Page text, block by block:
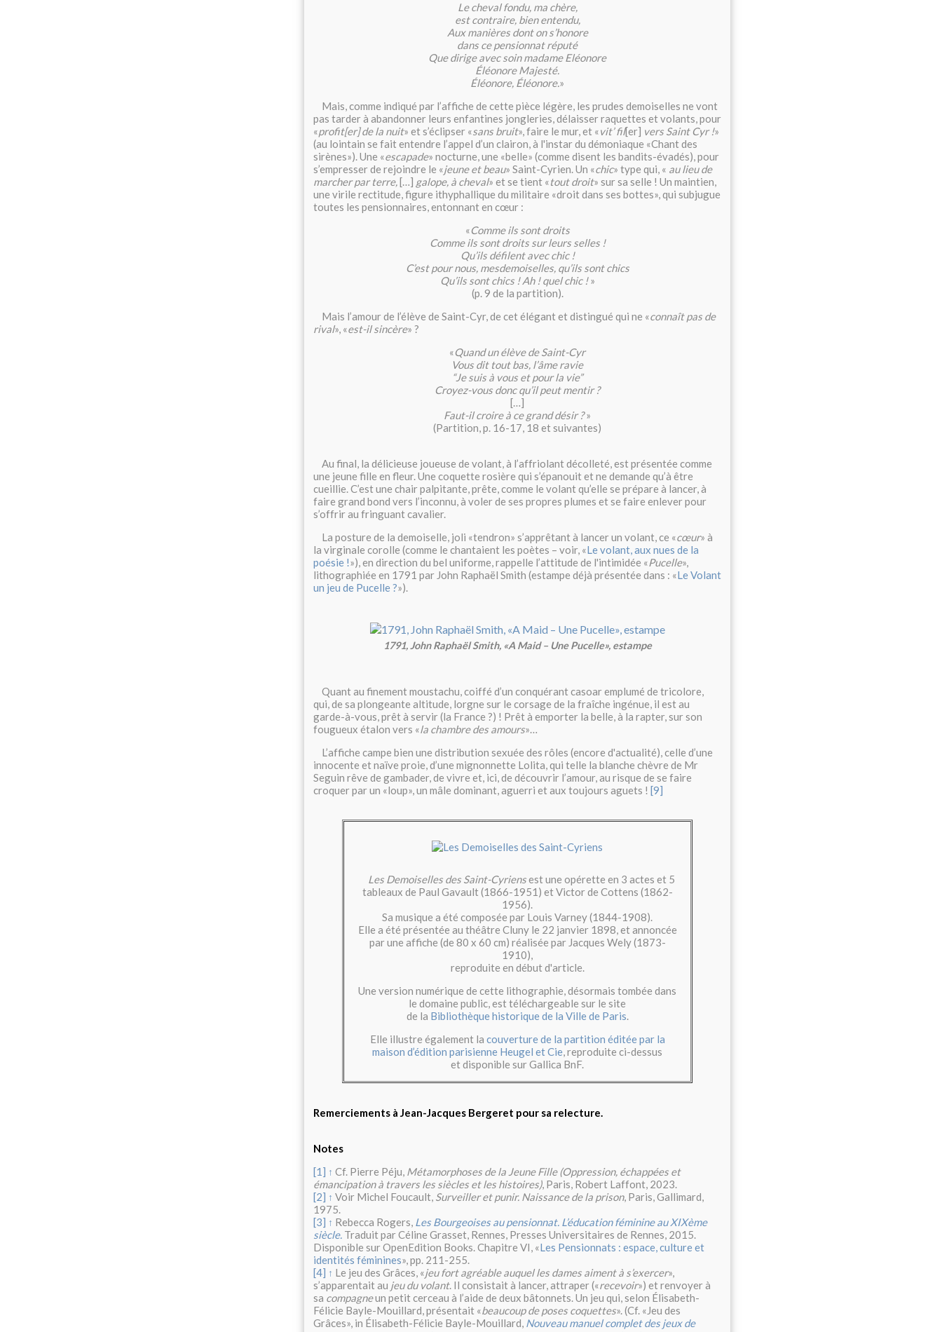
Le cheval fondu, ma chère,
est contraire, bien entendu,
Aux manières dont on s’honore
dans ce pensionnat réputé
Que dirige avec soin madame Eléonore
Éléonore Majesté.
Éléonore, Éléonore.»
Mais, comme indiqué par l’affiche de cette pièce légère, les prudes demoiselles ne vont
pas tarder à abandonner leurs enfantines jongleries, délaisser raquettes et volants, pour
«profit[er] de la nuit» et s’éclipser «sans bruit», faire le mur, et «vit’ fil[er] vers Saint Cyr !»
(au lointain se fait entendre l’appel d’un clairon, à l'instar du démoniaque «Chant des
sirènes»). Une «escapade» nocturne, une «belle» (comme disent les bandits-évadés), pour
s’empresser de rejoindre le «jeune et beau» Saint-Cyrien. Un «chic» type qui, « au lieu de
marcher par terre, […] galope, à cheval» et se tient «tout droit» sur sa selle ! Un maintien,
une virile rectitude, figure ithyphallique du militaire «droit dans ses bottes», qui subjugue
toutes les pensionnaires, entonnant en cœur :
«Comme ils sont droits
Comme ils sont droits sur leurs selles !
Qu’ils défilent avec chic !
C’est pour nous, mesdemoiselles, qu’ils sont chics
Qu’ils sont chics ! Ah ! quel chic !»
(p. 9 de la partition).
Mais l’amour de l’élève de Saint-Cyr, de cet élégant et distingué qui ne «connaît pas de
rival», «est-il sincère» ?
«Quand un élève de Saint-Cyr
Vous dit tout bas, l’âme ravie
“Je suis à vous et pour la vie”
Croyez-vous donc qu’il peut mentir ?
[…]
Faut-il croire à ce grand désir ?»
(Partition, p. 16-17, 18 et suivantes)
Au final, la délicieuse joueuse de volant, à l’affriolant décolleté, est présentée comme
une jeune fille en fleur. Une coquette rosière qui s’épanouit et ne demande qu’à être
cueillie. C’est une chair palpitante, prête, comme le volant qu’elle se prépare à lancer, à
faire grand bond vers l’inconnu, à voler de ses propres plumes et se faire enlever pour
s’offrir au fringuant cavalier.
La posture de la demoiselle, joli «tendron» s’apprêtant à lancer un volant, ce «cœur» à
la virginale corolle (comme le chantaient les poètes – voir, «Le volant, aux nues de la
poésie !»), en direction du bel uniforme, rappelle l’attitude de l'intimidée «Pucelle»,
lithographiée en 1791 par John Raphaël Smith (estampe déjà présentée dans : «Le Volant
un jeu de Pucelle ?»).
1791, John Raphaël Smith, «A Maid – Une Pucelle», estampe
Quant au finement moustachu, coiffé d’un conquérant casoar emplumé de tricolore,
qui, de sa plongeante altitude, lorgne sur le corsage de la fraîche ingénue, il est au
garde-à-vous, prêt à servir (la France ?) ! Prêt à emporter la belle, à la rapter, sur son
fougueux étalon vers «la chambre des amours»…
L’affiche campe bien une distribution sexuée des rôles (encore d'actualité), celle d’une
innocente et naïve proie, d’une mignonnette Lolita, qui telle la blanche chèvre de Mr
Seguin rêve de gambader, de vivre et, ici, de découvrir l’amour, au risque de se faire
croquer par un «loup», un mâle dominant, aguerri et aux toujours aguets ! [9]
Les Demoiselles des Saint-Cyriensest une opérette en 3 actes et 5
tableaux de Paul Gavault (1866-1951) et Victor de Cottens (1862-
1956).
Sa musique a été composée par Louis Varney (1844-1908).
Elle a été présentée au théâtre Cluny le 22 janvier 1898, et annoncée
par une affiche (de 80 x 60 cm) réalisée par Jacques Wely (1873-
1910),
reproduite en début d'article.
Une version numérique de cette lithographie, désormais tombée dans
le domaine public, est téléchargeable sur le site
de la Bibliothèque historique de la Ville de Paris.
Elle illustre également la couverture de la partition éditée par la
maison d’édition parisienne Heugel et Cie, reproduite ci-dessus
et disponible sur Gallica BnF.
Remerciements à Jean-Jacques Bergeret pour sa relecture.
Notes
[1] ↑ Cf. Pierre Péju, Métamorphoses de la Jeune Fille (Oppression, échappées et
émancipation à travers les siècles et les histoires), Paris, Robert Laffont, 2023.
[2] ↑ Voir Michel Foucault, Surveiller et punir. Naissance de la prison, Paris, Gallimard,
1975.
[3] ↑ Rebecca Rogers, Les Bourgeoises au pensionnat. L’éducation féminine au XIXème
siècle. Traduit par Céline Grasset, Rennes, Presses Universitaires de Rennes, 2015.
Disponible sur OpenEdition Books. Chapitre VI, «Les Pensionnats : espace, culture et
identités féminines», pp. 211-255.
[4] ↑ Le jeu des Grâces, «jeu fort agréable auquel les dames aiment à s’exercer»,
s’apparentait au jeu du volant. Il consistait à lancer, attraper («recevoir») et renvoyer à
sa compagneun petit cerceau à l’aide de deux bâtonnets. Un jeu qui, selon Élisabeth-
Félicie Bayle-Mouillard, présentait «beaucoup de poses coquettes». (Cf. «Jeu des
Grâces», in Élisabeth-Félicie Bayle-Mouillard, Nouveau manuel complet des jeux de